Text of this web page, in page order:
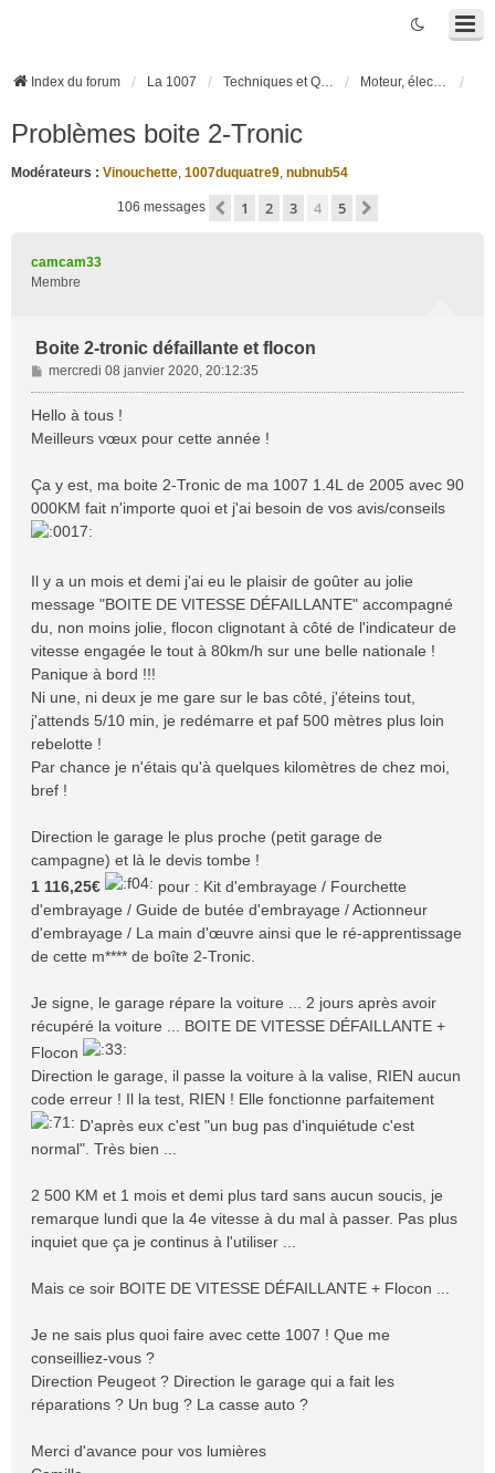
Index du forum La 1007 Techniques et Questions Moteur, électronique moteur, boîte robotisée 2-Tronic
Problèmes boite 2-Tronic
Modérateurs : Vinouchette, 1007duquatre9, nubnub54
106 messages Précédente
1 2 3 4 5
camcam33
Membre
Boite 2-tronic défaillante et flocon
M
e
s
e
mercredi 08 janvier 2020, 20:12:35
Hello à tous !
Meilleurs vœux pour cette année !
Ça y est, ma boite 2-Tronic de ma 1007 1.4L de 2005 avec 90
000KM fait n'importe quoi et j'ai besoin de vos avis/conseils
Il y a un mois et demi j'ai eu le plaisir de goûter au jolie
message "BOITE DE VITESSE DÉFAILLANTE" accompagné
du, non moins jolie, flocon clignotant à côté de l'indicateur de
vitesse engagée le tout à 80km/h sur une belle nationale !
Panique à bord !!!
Ni une, ni deux je me gare sur le bas côté, j'éteins tout,
j'attends 5/10 min, je redémarre et paf 500 mètres plus loin
rebelotte !
Par chance je n'étais qu'à quelques kilomètres de chez moi,
bref !
Direction le garage le plus proche (petit garage de
campagne) et là le devis tombe !
1 116,25€
pour : Kit d'embrayage / Fourchette
d'embrayage / Guide de butée d'embrayage / Actionneur
d'embrayage / La main d'œuvre ainsi que le ré-apprentissage
de cette m**** de boîte 2-Tronic.
Je signe, le garage répare la voiture ... 2 jours après avoir
récupéré la voiture ... BOITE DE VITESSE DÉFAILLANTE +
Flocon
Direction le garage, il passe la voiture à la valise, RIEN aucun
code erreur ! Il la test, RIEN ! Elle fonctionne parfaitement
D'après eux c'est "un bug pas d'inquiétude c'est
normal". Très bien ...
2 500 KM et 1 mois et demi plus tard sans aucun soucis, je
remarque lundi que la 4e vitesse à du mal à passer. Pas plus
inquiet que ça je continus à l'utiliser ...
Mais ce soir BOITE DE VITESSE DÉFAILLANTE + Flocon ...
Je ne sais plus quoi faire avec cette 1007 ! Que me
conseilliez-vous ?
Direction Peugeot ? Direction le garage qui a fait les
réparations ? Un bug ? La casse auto ?
Merci d'avance pour vos lumières